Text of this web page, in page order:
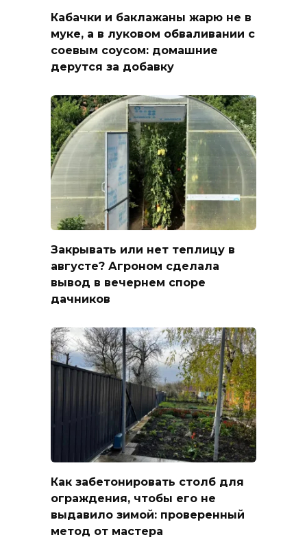
Кабачки и баклажаны жарю не в
муке, а в луковом обваливании с
соевым соусом: домашние
дерутся за добавку
Закрывать или нет теплицу в
августе? Агроном сделала
вывод в вечернем споре
дачников
Как забетонировать столб для
ограждения, чтобы его не
выдавило зимой: проверенный
метод от мастера